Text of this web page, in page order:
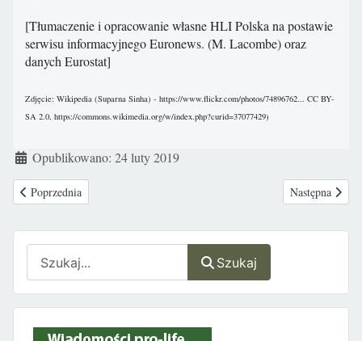
Szukaj
[Tłumaczenie i opracowanie własne HLI Polska na postawie
serwisu informacyjnego Euronews. (M. Lacombe) oraz
danych Eurostat]
Zdjęcie: Wikipedia (Suparna Sinha) - https://www.flickr.com/photos/74896762... CC BY-
SA 2.0, https://commons.wikimedia.org/w/index.php?curid=37077429)
Szczegóły
Opublikowano: 24 luty 2019
Poprzednia strona: Włosi nie chcą mieć dzieci
Poprzednia Następna
Następna